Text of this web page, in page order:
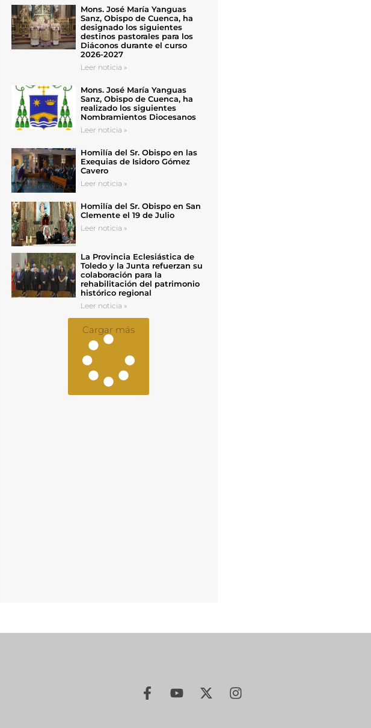
Mons. José María Yanguas
Sanz, Obispo de Cuenca, ha
designado los siguientes
destinos pastorales para los
Diáconos durante el curso
2026-2027
Leer noticia »
Mons. José María Yanguas
Sanz, Obispo de Cuenca, ha
realizado los siguientes
Nombramientos Diocesanos
Leer noticia »
Homilía del Sr. Obispo en las
Exequias de Isidoro Gómez
Cavero
Leer noticia »
Homilía del Sr. Obispo en San
Clemente el 19 de Julio
Leer noticia »
La Provincia Eclesiástica de
Toledo y la Junta refuerzan su
colaboración para la
rehabilitación del patrimonio
histórico regional
Leer noticia »
Cargar más